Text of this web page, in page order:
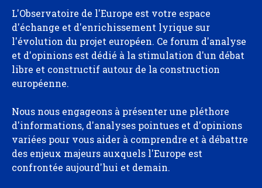
L'Observatoire de l'Europe est votre espace
d'échange et d'enrichissement lyrique sur
l'évolution du projet européen. Ce forum d'analyse
et d'opinions est dédié à la stimulation d'un débat
libre et constructif autour de la construction
européenne.
Nous nous engageons à présenter une pléthore
d'informations, d'analyses pointues et d'opinions
variées pour vous aider à comprendre et à débattre
des enjeux majeurs auxquels l'Europe est
confrontée aujourd'hui et demain.